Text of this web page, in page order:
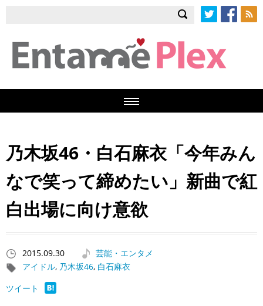
乃木坂46・白石麻衣「今年みん
なで笑って締めたい」新曲で紅
白出場に向け意欲
2015.09.30
芸能・エンタメ
アイドル, 乃木坂46, 白石麻衣
ツイート